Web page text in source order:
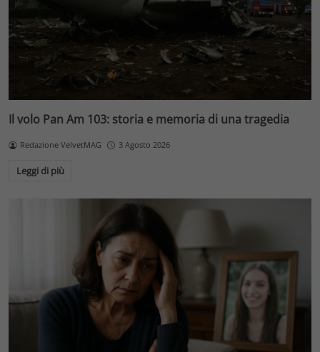
Il volo Pan Am 103: storia e memoria di una tragedia
Redazione VelvetMAG 3 Agosto 2026
Leggi di più